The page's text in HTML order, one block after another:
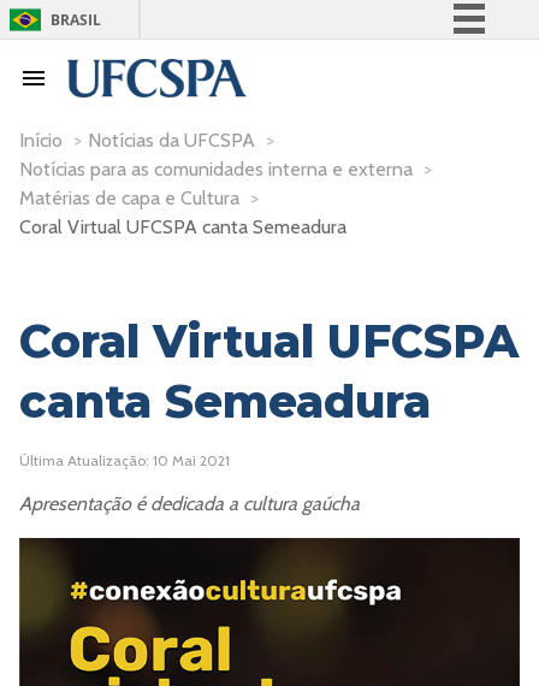
BRASIL
Acesso à informação
Início > Notícias da UFCSPA >
Notícias para as comunidades interna e externa >
Matérias de capa e Cultura >
Coral Virtual UFCSPA canta Semeadura
Coral Virtual UFCSPA
canta Semeadura
Última Atualização: 10 Mai 2021
Apresentação é dedicada a cultura gaúcha